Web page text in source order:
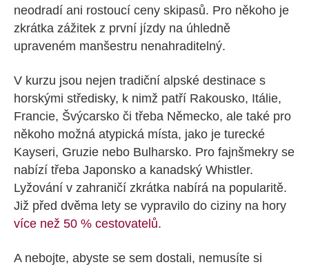
neodradí ani rostoucí ceny skipasů. Pro někoho je
zkrátka zážitek z první jízdy na úhledně
upraveném manšestru nenahraditelný.
V kurzu jsou nejen tradiční alpské destinace s
horskými středisky, k nimž patří Rakousko, Itálie,
Francie, Švýcarsko či třeba Německo, ale také pro
někoho možná atypická místa, jako je turecké
Kayseri, Gruzie nebo Bulharsko. Pro fajnšmekry se
nabízí třeba Japonsko a kanadský Whistler.
Lyžování v zahraničí zkrátka nabírá na popularitě.
Již před dvěma lety se vypravilo do ciziny na hory
více než 50 % cestovatelů.
A nebojte, abyste se sem dostali, nemusíte si